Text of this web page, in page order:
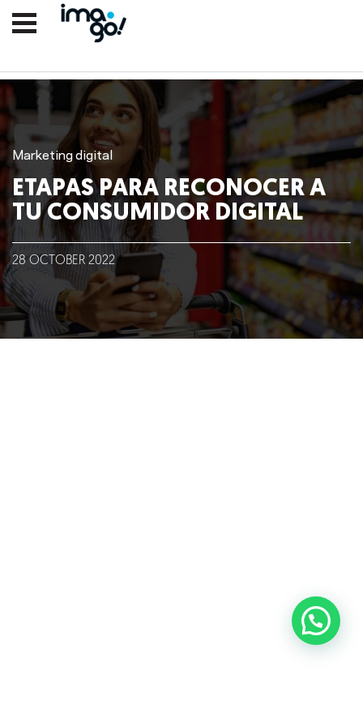
Nosotros
Clientes
Lo que hacemos
Marketing digital
ETAPAS PARA RECONOCER A
TU CONSUMIDOR DIGITAL
28 OCTOBER 2022